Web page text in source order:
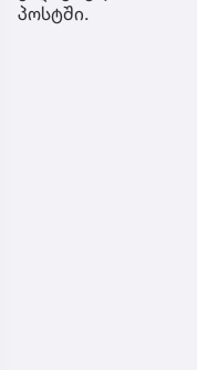
პოსტში.